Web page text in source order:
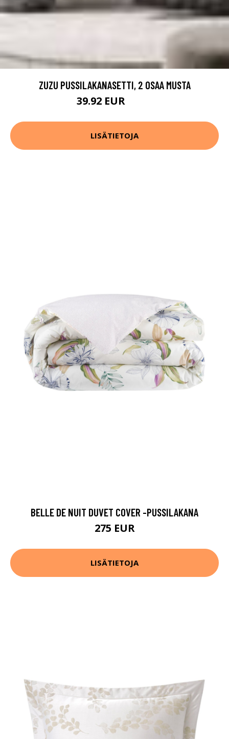
ZUZU PUSSILAKANASETTI, 2 OSAA MUSTA
39.92 EUR
LISÄTIETOJA
BELLE DE NUIT DUVET COVER -PUSSILAKANA
275 EUR
LISÄTIETOJA